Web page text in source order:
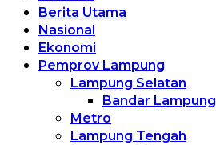
Berita Utama
Nasional
Ekonomi
Pemprov Lampung
Lampung Selatan
Bandar Lampung
Metro
Lampung Tengah